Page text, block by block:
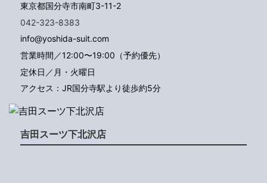
東京都国分寺市南町3-11-2
042-323-8383
info@yoshida-suit.com
営業時間／12:00〜19:00（予約優先）
定休日／月・火曜日
アクセス：JR国分寺駅より徒歩約5分
吉田スーツ下北沢店